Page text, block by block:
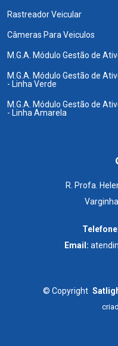
Rastreador Veicular
Câmeras Para Veiculos
M.G.A. Módulo Gestão de
M.G.A. Módulo Gestão de
- Linha Verde
M.G.A. Módulo Gestão de
- Linha Amarela
R. Profa.
Email:
© Copyright